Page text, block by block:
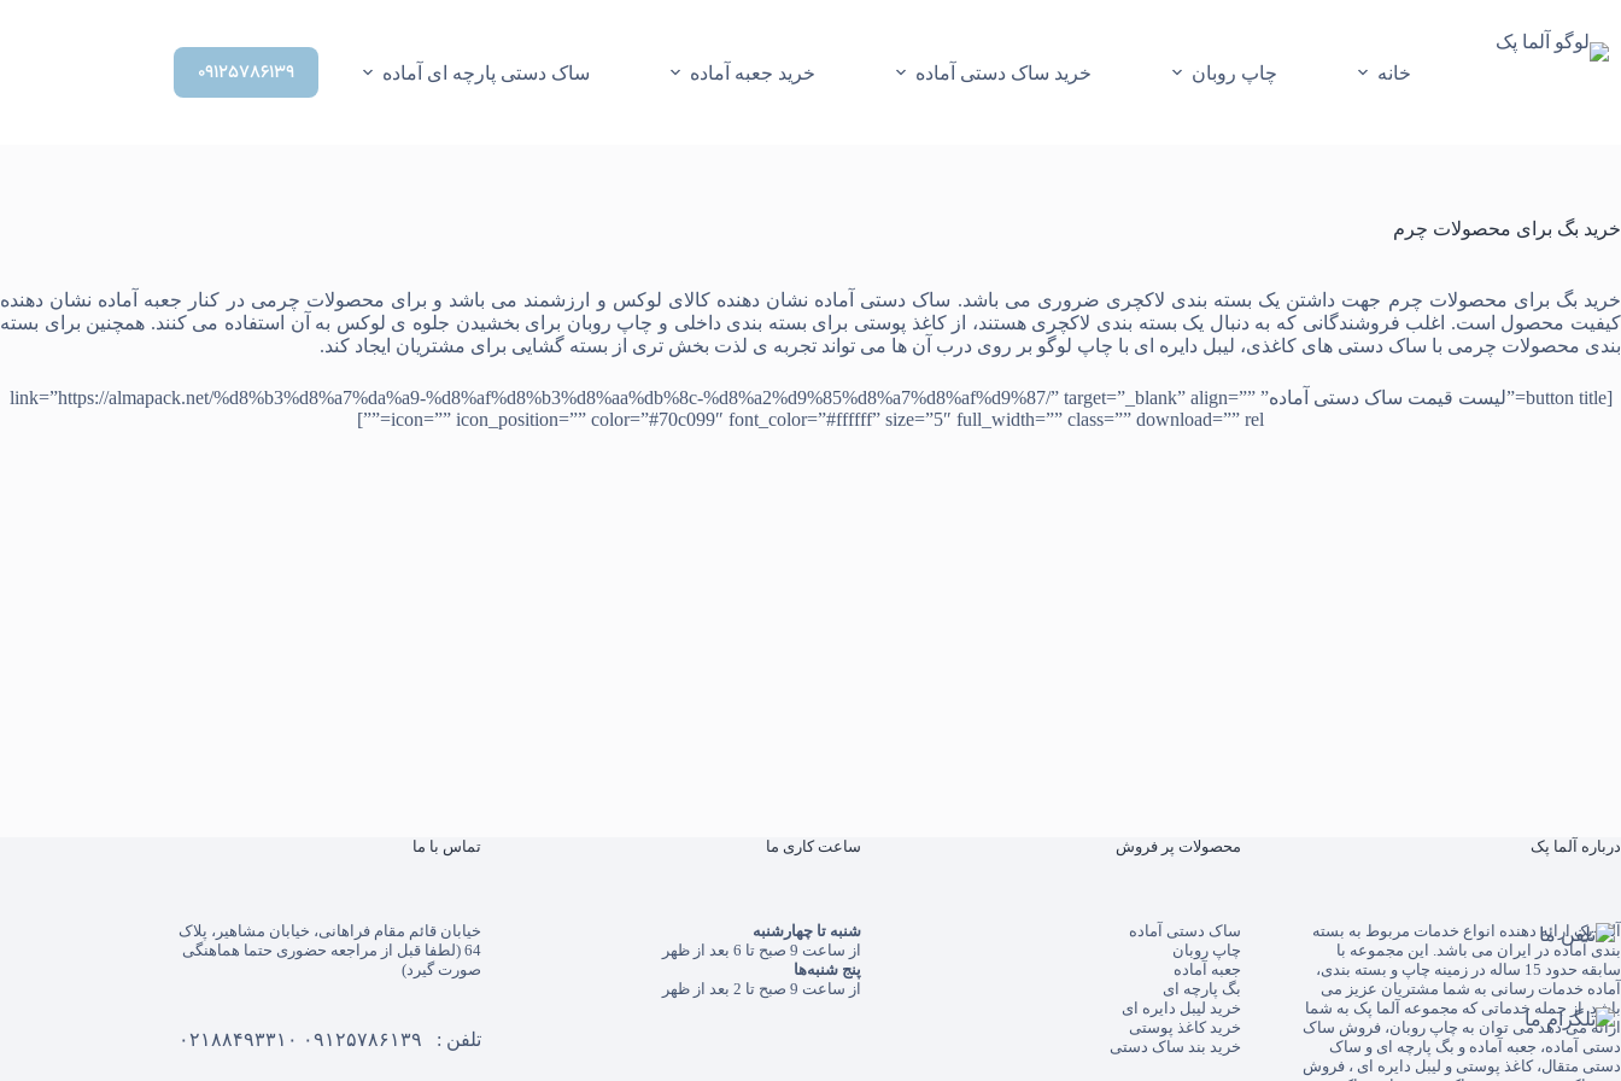
محتوا
خانه چاپ روبان خرید ساک دستی آماده خرید جعبه آماده ساک دستی پارچه ای آماده ۰۹۱۲۵۷۸۶۱۳۹
خرید بگ برای محصولات چرم
خرید بگ برای محصولات چرم جهت داشتن یک بسته بندی لاکچری ضروری می باشد. ساک دستی آماده نشان دهنده کالای لوکس و ارزشمند می باشد و برای محصولات چرمی در کنار جعبه آماده نشان دهنده
کیفیت محصول است. اغلب فروشندگانی که به دنبال یک بسته بندی لاکچری هستند، ازکاغذ پوستی برای بسته بندی داخلی و چاپ روبان برای بخشیدن جلوه ی لوکس به آن استفاده می کنند. همچنین برای بسته
بندی محصولات چرمی با ساک دستی های کاغذی، لیبل دایره ای با چاپ لوگو بر روی درب آن ها می تواند تجربه ی لذت بخش تری از بسته گشایی برای مشتریان ایجاد کند.
[button title=”لیست قیمت ساک دستی آماده” link=”https://almapack.net/%d8%b3%d8%a7%da%a9-%d8%af%d8%b3%d8%aa%db%8c-%d8%a2%d9%85%d8%a7%d8%af%d9%87/” target=”_blank” align=””
icon=”” icon_position=”” color=”#70c099″ font_color=”#ffffff” size=”5″ full_width=”” class=”” download=”” rel=””]
درباره آلما پک
آلما پکارائه دهنده انواع خدمات مربوط به بسته
بندی آماده در ایران می باشد. این مجموعه با
سابقه حدود 15 ساله در زمینه چاپ و بسته بندی،
آماده خدمات رسانی به شما مشتریان عزیز می
باشد. از جمله خدماتی که مجموعه آلما پک به شما
ارائه می دهد می توان به چاپ روبان، فروش ساک
دستی آماده، جعبه آماده و بگ پارچه ای و ساک
دستی متقال،کاغذ پوستی و لیبل دایره ای ، فروش
محصولات پر فروش
ساک دستی آماده
چاپ روبان
جعبه آماده
بگ پارچه ای
خرید لیبل دایره ای
خرید کاغذ پوستی
خرید بند ساک دستی
ساعت کاری ما
شنبه تا چهارشنبه
از ساعت 9 صبح تا 6 بعد از ظهر
پنج شنبه‌ها
از ساعت 9 صبح تا 2 بعد از ظهر
تماس با ما
خیابان قائم مقام فراهانی، خیابان مشاهیر، پلاک
64 (لطفا قبل از مراجعه حضوری حتما هماهنگی
صورت گیرد)
تلفن : ۰۹۱۲۵۷۸۶۱۳۹